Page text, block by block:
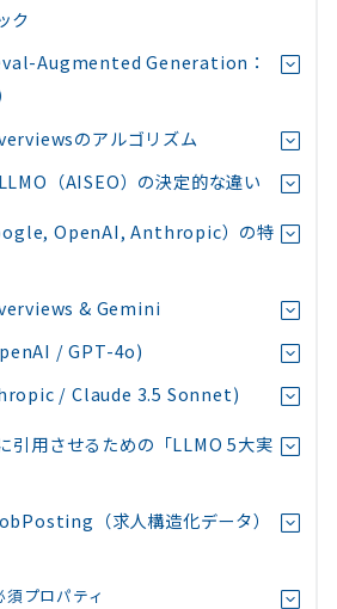
ク
Augmented Generation：
のアルゴリズム
（AISEO）の決定的な違い
OpenAI, Anthropic）の特
& Gemini
/ GPT-4o)
/ Claude 3.5 Sonnet)
引用させるための「LLMO 5大実
（求人構造化データ）
プロパティ